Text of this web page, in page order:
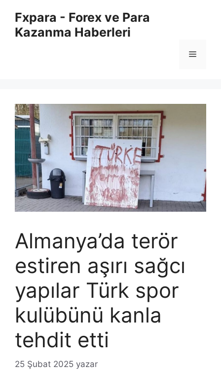
Fxpara - Forex ve Para
Kazanma Haberleri
Menü
Almanya’da terör
estiren aşırı sağcı
yapılar Türk spor
kulübünü kanla
tehdit etti
25 Şubat 2025 yazar